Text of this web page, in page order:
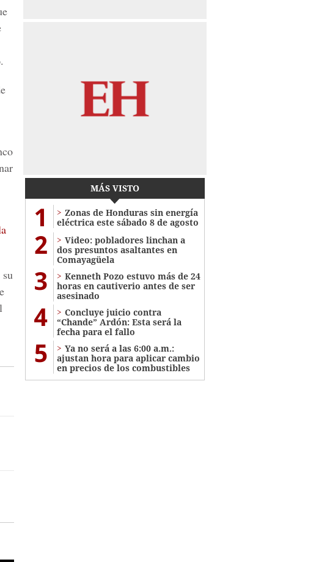
MÁS VISTO
1
Zonas de Honduras sin energía
eléctrica este sábado 8 de agosto
2
Video: pobladores linchan a
dos presuntos asaltantes en
Comayagüela
3
Kenneth Pozo estuvo más de 24
horas en cautiverio antes de ser
asesinado
4
Concluye juicio contra
“Chande” Ardón: Esta será la
fecha para el fallo
5
Ya no será a las 6:00 a.m.:
ajustan hora para aplicar cambio
en precios de los combustibles